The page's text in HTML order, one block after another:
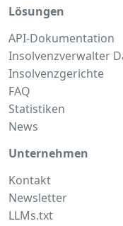
Lösungen
API-Dokumentation
Insolvenzverwalter
Insolvenzgerichte
FAQ
Statistiken
News
Unternehmen
Kontakt
Newsletter
LLMs.txt